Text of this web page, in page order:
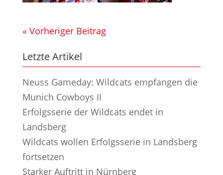
« Vorheriger Beitrag
Letzte Artikel
Neuss Gameday: Wildcats empfangen die
Munich Cowboys II
Erfolgsserie der Wildcats endet in
Landsberg
Wildcats wollen Erfolgsserie in Landsberg
fortsetzen
Starker Auftritt in Nürnberg